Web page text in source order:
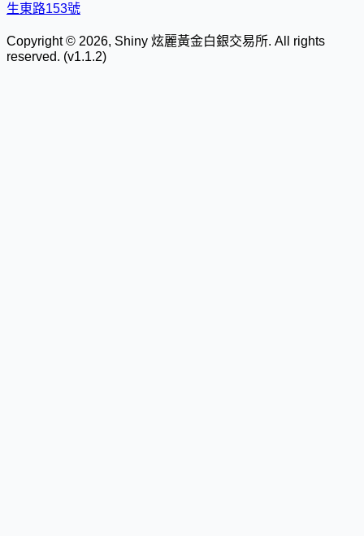
生東路153號
Copyright © 2026, Shiny 炫麗黃金白銀交易所. All rights
reserved. (v1.1.2)